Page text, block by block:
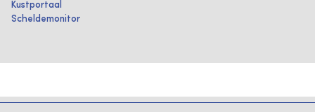
Kustportaal
Scheldemonitor